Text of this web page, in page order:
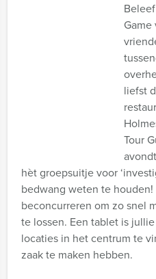
liefst
Tour
hèt groepsuitje voor
bedwang weten te
beconcurreren om zo snel
te lossen. Een tablet is
locaties in het centrum te
zaak te maken hebben.